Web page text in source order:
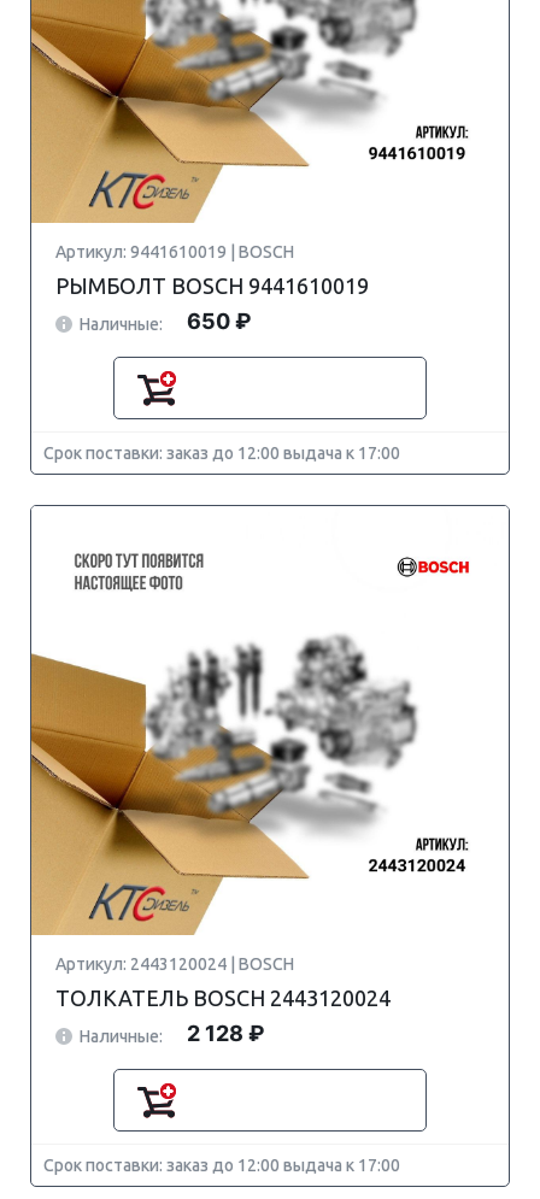
Артикул: 9441610019 | BOSCH
РЫМБОЛТ BOSCH 9441610019
Наличные: 650 ₽
Срок поставки: заказ до 12:00 выдача к 17:00
Артикул: 2443120024 | BOSCH
ТОЛКАТЕЛЬ BOSCH 2443120024
Наличные: 2 128 ₽
Срок поставки: заказ до 12:00 выдача к 17:00